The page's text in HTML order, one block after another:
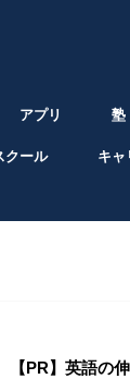
アプリ 塾
クール キャ
【PR】英語の